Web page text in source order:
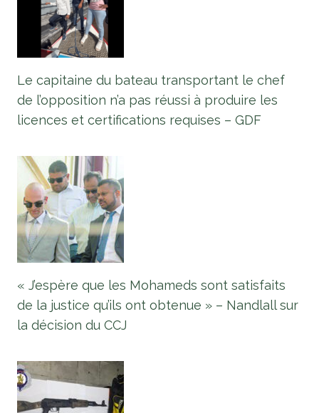
Le capitaine du bateau transportant le chef
de l’opposition n’a pas réussi à produire les
licences et certifications requises – GDF
« J’espère que les Mohameds sont satisfaits
de la justice qu’ils ont obtenue » – Nandlall sur
la décision du CCJ